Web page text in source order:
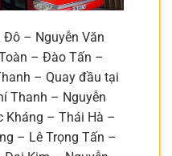
Đô – Nguyễn Văn
– Đào Tấn –
– Quay đầu tại
Thanh – Nguyễn
Kháng – Thái Hà –
– Lê Trọng Tấn –